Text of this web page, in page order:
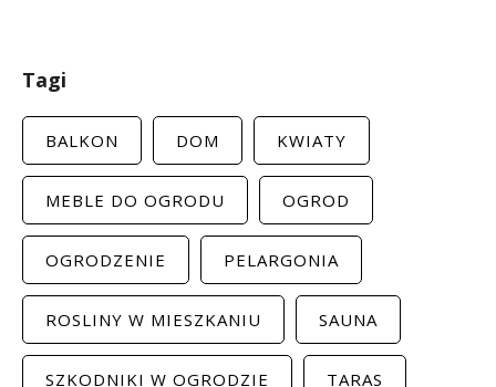
Tagi
BALKON DOM KWIATY
MEBLE DO OGRODU OGROD
OGRODZENIE PELARGONIA
ROSLINY W MIESZKANIU SAUNA
SZKODNIKI W OGRODZIE TARAS